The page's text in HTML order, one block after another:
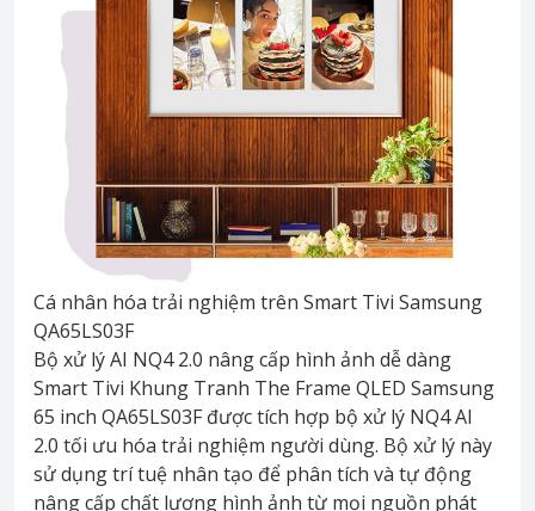
Cá nhân hóa trải nghiệm trên Smart Tivi Samsung
QA65LS03F
Bộ xử lý AI NQ4 2.0 nâng cấp hình ảnh dễ dàng
Smart Tivi Khung Tranh The Frame QLED Samsung
65 inch QA65LS03F được tích hợp bộ xử lý NQ4 AI
2.0 tối ưu hóa trải nghiệm người dùng. Bộ xử lý này
sử dụng trí tuệ nhân tạo để phân tích và tự động
nâng cấp chất lượng hình ảnh từ mọi nguồn phát